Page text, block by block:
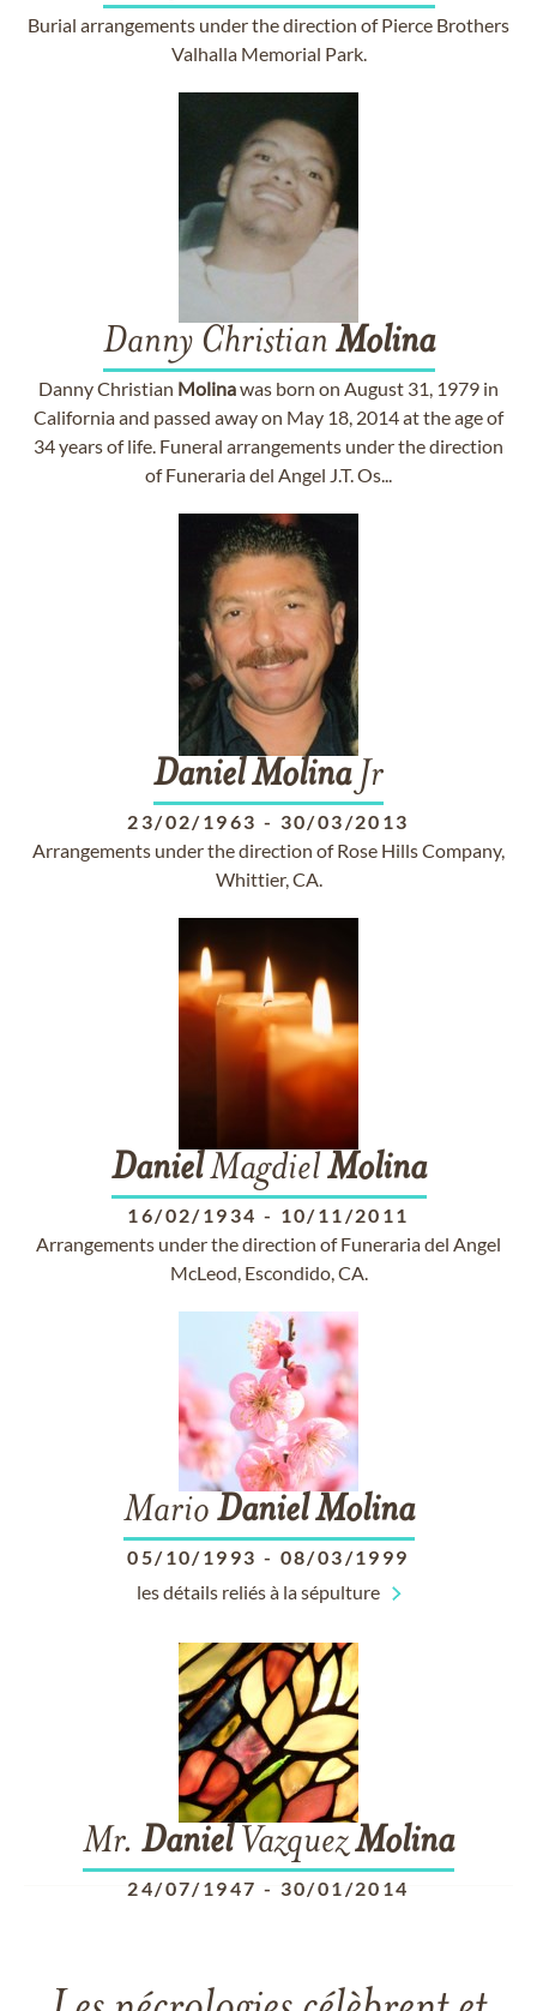
Burial arrangements under the direction of Pierce Brothers
Valhalla Memorial Park.
Danny Christian Molina
Danny Christian Molinawas born on August 31, 1979 in
California and passed away on May 18, 2014 at the age of
34 years of life. Funeral arrangements under the direction
of Funeraria del Angel J.T. Os...
DanielMolinaJr
23/02/1963 - 30/03/2013
Arrangements under the direction of Rose Hills Company,
Whittier, CA.
DanielMagdielMolina
16/02/1934 - 10/11/2011
Arrangements under the direction of Funeraria del Angel
McLeod, Escondido, CA.
Mario Daniel Molina
05/10/1993 - 08/03/1999
les détails reliés à la sépulture
Mr. DanielVazquezMolina
24/07/1947 - 30/01/2014